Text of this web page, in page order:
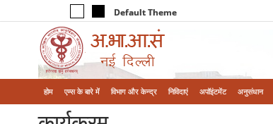
Default Theme
होम एम्‍स के बारे में विभाग और केन्‍द्र निविदाएं अपॉइंटमेंट अनुसंधान